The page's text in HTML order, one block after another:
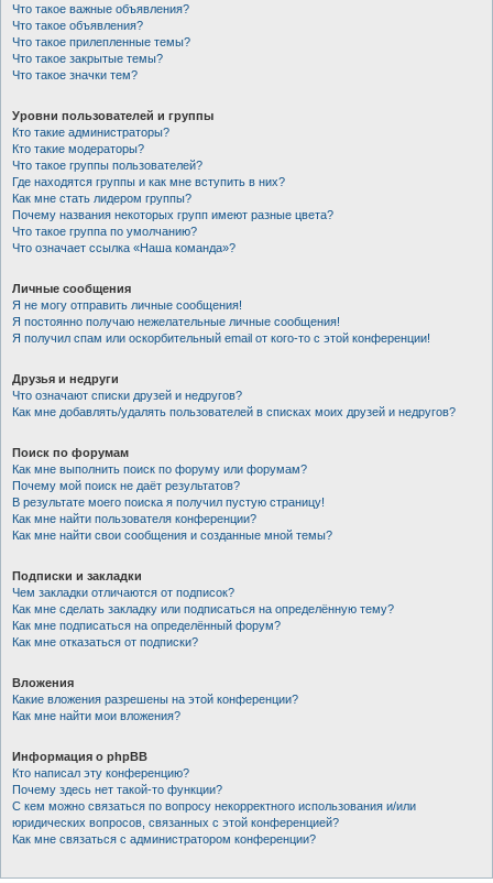
Что такое важные объявления?
Что такое объявления?
Что такое прилепленные темы?
Что такое закрытые темы?
Что такое значки тем?
Уровни пользователей и группы
Кто такие администраторы?
Кто такие модераторы?
Что такое группы пользователей?
Где находятся группы и как мне вступить в них?
Как мне стать лидером группы?
Почему названия некоторых групп имеют разные цвета?
Что такое группа по умолчанию?
Что означает ссылка «Наша команда»?
Личные сообщения
Я не могу отправить личные сообщения!
Я постоянно получаю нежелательные личные сообщения!
Я получил спам или оскорбительный email от кого-то с этой конференции!
Друзья и недруги
Что означают списки друзей и недругов?
Как мне добавлять/удалять пользователей в списках моих друзей и недругов?
Поиск по форумам
Как мне выполнить поиск по форуму или форумам?
Почему мой поиск не даёт результатов?
В результате моего поиска я получил пустую страницу!
Как мне найти пользователя конференции?
Как мне найти свои сообщения и созданные мной темы?
Подписки и закладки
Чем закладки отличаются от подписок?
Как мне сделать закладку или подписаться на определённую тему?
Как мне подписаться на определённый форум?
Как мне отказаться от подписки?
Вложения
Какие вложения разрешены на этой конференции?
Как мне найти мои вложения?
Информация о phpBB
Кто написал эту конференцию?
Почему здесь нет такой-то функции?
С кем можно связаться по вопросу некорректного использования и/или
юридических вопросов, связанных с этой конференцией?
Как мне связаться с администратором конференции?